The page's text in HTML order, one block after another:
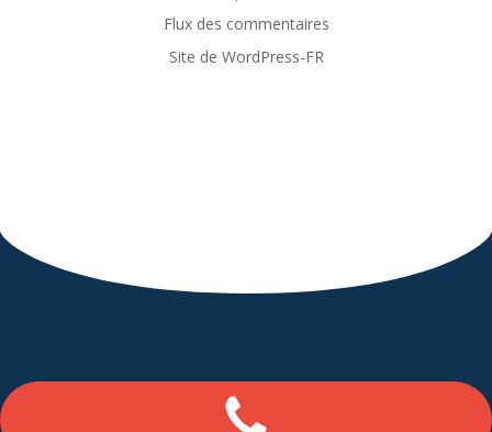
Flux des commentaires
Site de WordPress-FR